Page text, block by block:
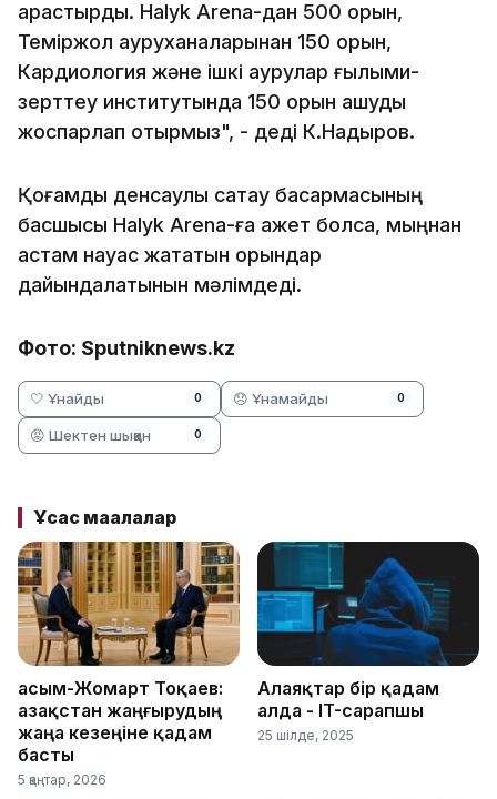
қарастырдық. Halyk Arena-дан 500 орын,
Теміржол ауруханаларынан 150 орын,
Кардиология және ішкі аурулар ғылыми-
зерттеу институтында 150 орын ашуды
жоспарлап отырмыз", - деді К.Надыров.
Қоғамдық денсаулық сақтау басқармасының
басшысы Halyk Arena-ға қажет болса, мыңнан
астам науқас жататын орындар
дайындалатынын мәлімдеді.
Фото: Sputniknews.kz
🤍 Ұнайды 0 😞 Ұнамайды 0
😡 Шектен шыққан 0
Ұқсас мақалалар
Қасым-Жомарт Тоқаев:
Қазақстан жаңғырудың
жаңа кезеңіне қадам
басты
5 қаңтар, 2026
Алаяқтар бір қадам
алда - IT-сарапшы
25 шілде, 2025